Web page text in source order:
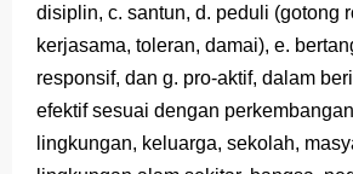
disiplin, c. santun, d. peduli (gotong
kerjasama, toleran, damai), e.
responsif, dan g. pro-aktif, dalam
efektif sesuai dengan
lingkungan, keluarga, sekolah,